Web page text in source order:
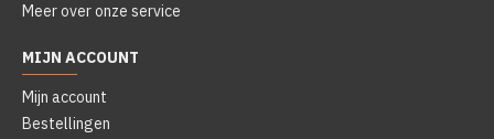
Meer over onze service
MIJN ACCOUNT
Mijn account
Bestellingen